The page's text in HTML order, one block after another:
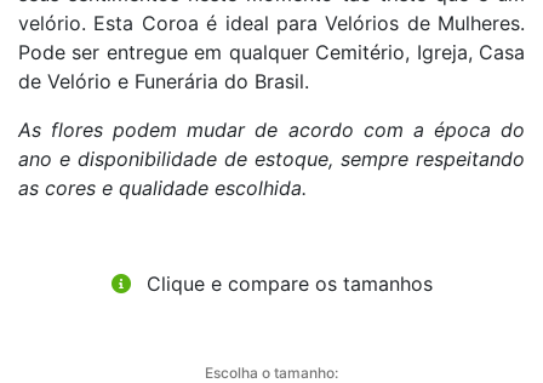
velório. Esta Coroa é ideal para Velórios de Mulheres.
Pode ser entregue em qualquer Cemitério, Igreja, Casa
de Velório e Funerária do Brasil.
As flores podem mudar de acordo com a época do
ano e disponibilidade de estoque, sempre respeitando
as cores e qualidade escolhida.
Clique e compare os tamanhos
Escolha o tamanho: